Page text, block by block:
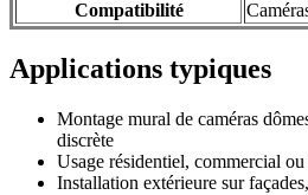
Compatibilité
Applications typiques
Montage mural de caméras
discrète
Usage résidentiel, commercial
Installation extérieure sur